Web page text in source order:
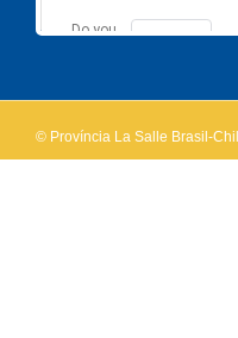
Do you
OK
© Província La Salle Brasil-